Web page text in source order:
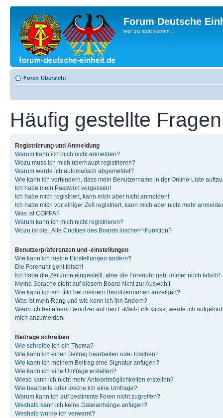
Forum Deutsche
wer zu spät kommt...
Foren-Übersicht
Häufig gestellte Fragen
Registrierung und Anmeldung
Warum kann ich mich nicht anmelden?
Wozu muss ich mich überhaupt registrieren?
Warum werde ich automatisch abgemeldet?
Wie kann ich verhindern, dass mein Benutzername in der Online-Liste
Ich habe mein Passwort vergessen!
Ich habe mich registriert, kann mich aber nicht anmelden!
Ich habe mich vor einiger Zeit registriert, kann mich aber nicht mehr
Was ist COPPA?
Warum kann ich mich nicht registrieren?
Wozu ist die „Alle Cookies des Boards löschen“-Funktion?
Benutzerpräferenzen und -einstellungen
Wie kann ich meine Einstellungen ändern?
Die Forenuhr geht falsch!
Ich habe die Zeitzone eingestellt, aber die Forenuhr geht immer noch falsch!
Meine Sprache steht auf diesem Board nicht zur Auswahl!
Wie kann ich ein Bild bei meinem Benutzernamen anzeigen?
Was ist mein Rang und wie kann ich ihn ändern?
Wenn ich bei einem Benutzer auf den E-Mail-Link klicke, werde ich
mich anzumelden.
Beiträge schreiben
Wie schreibe ich ein Thema?
Wie kann ich einen Beitrag bearbeiten oder löschen?
Wie kann ich meinem Beitrag eine Signatur anfügen?
Wie kann ich eine Umfrage erstellen?
Wieso kann ich nicht mehr Antwortmöglichkeiten erstellen?
Wie bearbeite oder lösche ich eine Umfrage?
Warum kann ich auf bestimmte Foren nicht zugreifen?
Weshalb kann ich keine Dateianhänge anfügen?
Weshalb wurde ich verwarnt?